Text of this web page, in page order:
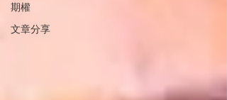
期權
文章分享